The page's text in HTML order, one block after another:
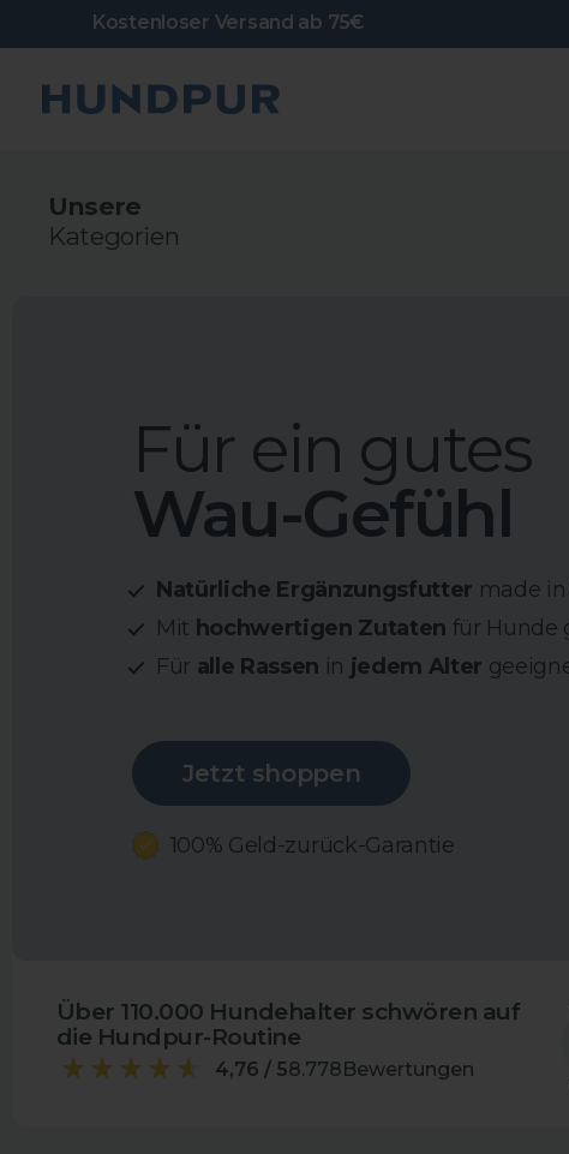
zum
Kostenloser Versand ab 75€
Hundpur
Unsere
Kategorien
Für ein gutes
Wau-Gefühl
Natürliche Ergänzungsfutter made
Mit hochwertigen Zutaten für Hunde
Für alle Rassen in jedem Alter
Jetzt shoppen
100% Geld-zurück-Garantie
Über 110.000 Hundehalter schwören auf
die Hundpur-Routine
4,76 / 58.778Bewertungen